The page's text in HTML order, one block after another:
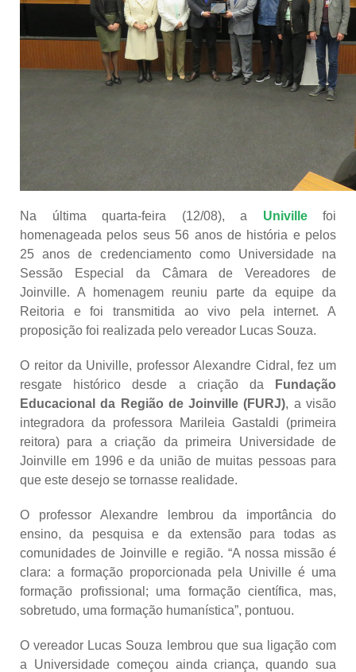
Na última quarta-feira (12/08), a Univille
foi
homenageada pelos seus 56 anos de história e pelos
25 anos de credenciamento como Universidade na
Sessão Especial da Câmara de Vereadores de
Joinville. A homenagem reuniu parte da equipe da
Reitoria e foi transmitida ao vivo pela internet. A
proposição foi realizada pelo vereador Lucas Souza.
O reitor da Univille, professor Alexandre Cidral, fez um
resgate histórico desde a criação da
Fundação
Educacional da Região de Joinville (FURJ), a visão
integradora da professora Marileia Gastaldi (primeira
reitora) para a criação da primeira Universidade de
Joinville em 1996 e da união de muitas pessoas para
que este desejo se tornasse realidade.
O professor Alexandre lembrou da importância do
ensino, da pesquisa e da extensão para todas as
comunidades de Joinville e região. “A nossa missão é
clara: a formação proporcionada pela Univille é uma
formação profissional; uma formação científica, mas,
sobretudo, uma formação humanística”, pontuou.
O vereador Lucas Souza lembrou que sua ligação com
a Universidade começou ainda criança, quando sua